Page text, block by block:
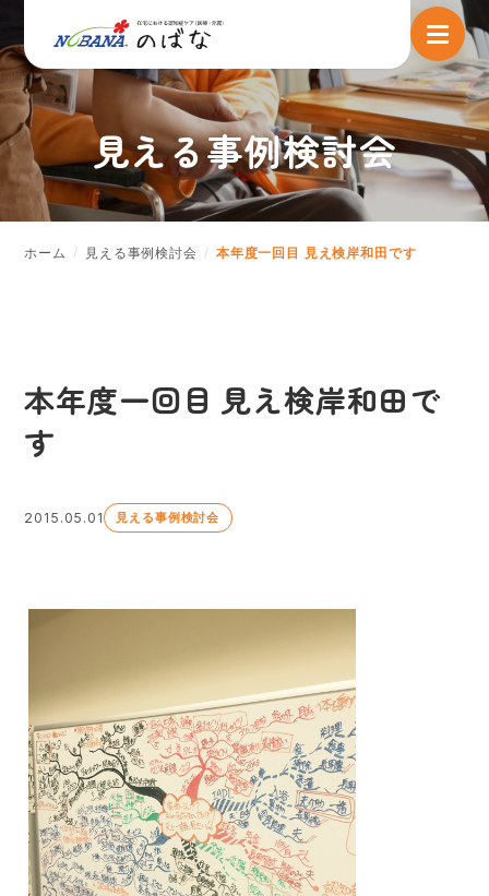
見える事例検討会
ホーム 見える事例検討会 本年度一回目 見え検岸和田です
本年度一回目 見え検岸和田で
す
2015.05.01 見える事例検討会